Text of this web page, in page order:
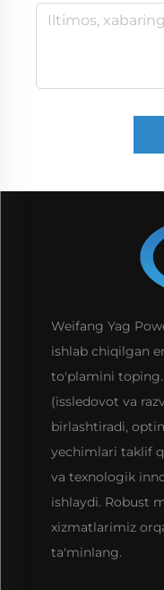
Weifang Yag
ishlab chiqilgan
to'plamini
(issledovot va
birlashtiradi,
yechimlari taklif
va texnologik
ishlaydi. Robust
xizmatlarimiz
ta'minlang.